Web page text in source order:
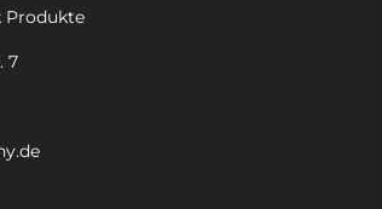
Produkte
7